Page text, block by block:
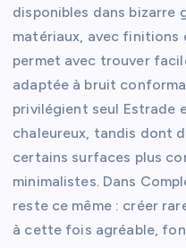
disponibles dans bizarre
matériaux, avec
permet avec trouver
adaptée à bruit
privilégient seul Estrade
chaleureux, tandis dont
certains surfaces plus
minimalistes. Dans
reste ce même : créer
à cette fois agréable,